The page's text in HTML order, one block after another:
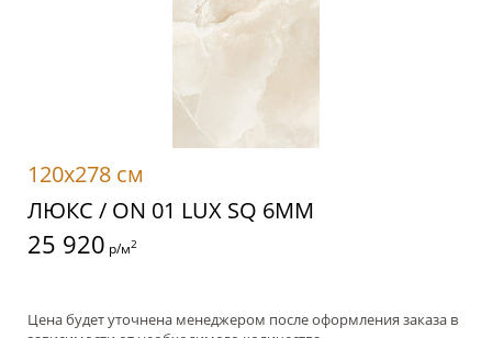
120x278 см
ЛЮКС / ON 01 LUX SQ 6MM
25 920 р/м2
Цена будет уточнена менеджером после оформления заказа в